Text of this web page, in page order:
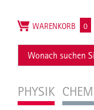
PHYSIK
WARENKORB 0